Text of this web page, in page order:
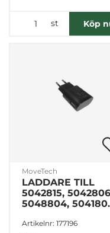
st Köp
MoveTech
LADDARE TILL
5042815,
5048804,
Artikelnr: 177196